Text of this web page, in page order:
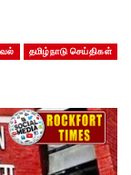
தமிழ்நாடு செய்திகள்